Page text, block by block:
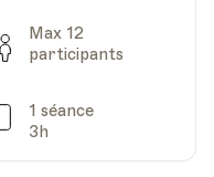
Capacité
Max 12
participants
Séances
1 séance
3h